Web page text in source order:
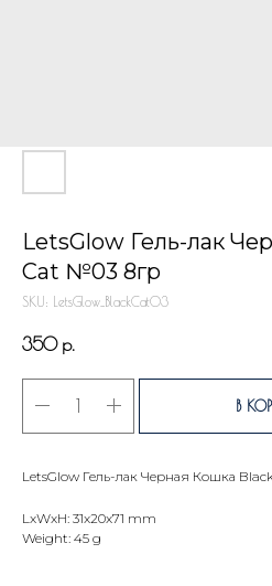
LetsGlow Гель-лак
Cat №03 8гр
SKU: LetsGlow_BlackCat03
350 р.
В
LetsGlow Гель-лак Черная Кошка
LxWxH: 31x20x71 mm
Weight: 45 g